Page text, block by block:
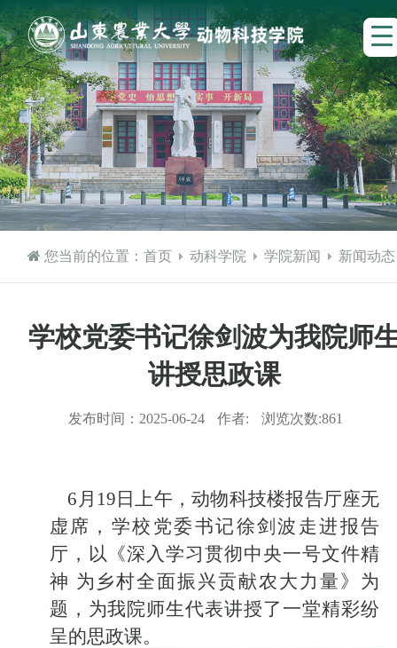
您当前的位置：首页 动科学院 学院新闻 新闻动态
学校党委书记徐剑波为我院师
讲授思政课
发布时间： 2025-06-24 作者: 浏览次数:861
6月19日上午，动物科技楼报告厅座无
虚席，学校党委书记徐剑波走进报告
厅，以《深入学习贯彻中央一号文件精
神 为乡村全面振兴贡献农大力量》为
题，为我院师生代表讲授了一堂精彩纷
呈的思政课。